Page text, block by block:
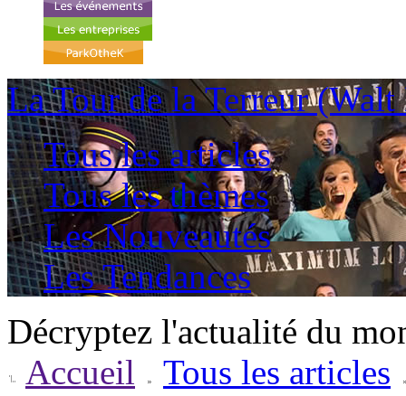
La Tour de la Terreur
Tous les articles
Tous les thèmes
Les Nouveautés
Les Tendances
Décryptez l'actualité du
Accueil
Tous les articles